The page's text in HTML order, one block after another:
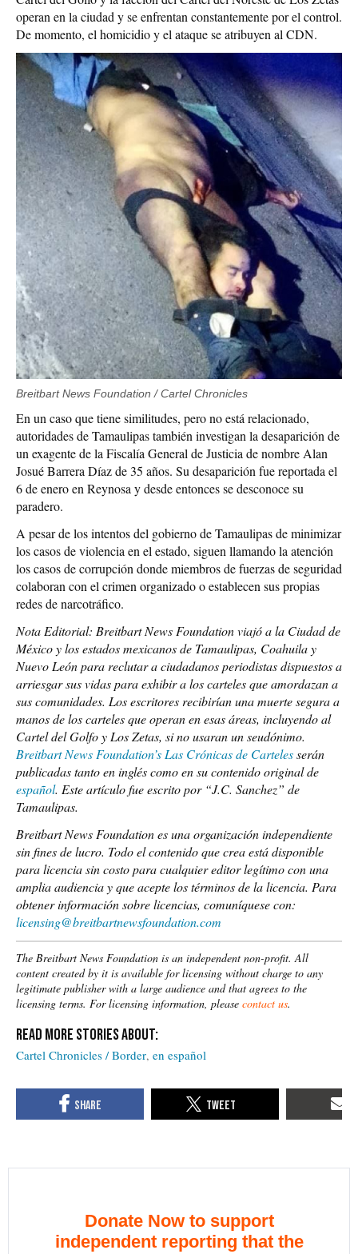
operan en la ciudad y se enfrentan constantemente por el control.
De momento, el homicidio y el ataque se atribuyen al CDN.
Breitbart News Foundation / Cartel Chronicles
En un caso que tiene similitudes, pero no está relacionado,
autoridades de Tamaulipas también investigan la desaparición de
un exagente de la Fiscalía General de Justicia de nombre Alan
Josué Barrera Díaz de 35 años. Su desaparición fue reportada el
6 de enero en Reynosa y desde entonces se desconoce su
paradero.
A pesar de los intentos del gobierno de Tamaulipas de minimizar
los casos de violencia en el estado, siguen llamando la atención
los casos de corrupción donde miembros de fuerzas de seguridad
colaboran con el crimen organizado o establecen sus propias
redes de narcotráfico.
Nota Editorial: Breitbart News Foundation viajó a la Ciudad de
México y los estados mexicanos de Tamaulipas, Coahuila y
Nuevo León para reclutar a ciudadanos periodistas dispuestos a
arriesgar sus vidas para exhibir a los carteles que amordazan a
sus comunidades. Los escritores recibirían una muerte segura a
manos de los carteles que operan en esas áreas, incluyendo al
Cartel del Golfo y Los Zetas, si no usaran un seudónimo.
Breitbart News Foundation’s Las Crónicas de Cartelesserán
publicadas tanto en inglés como en su contenido original de
español. Este artículo fue escrito por “J.C. Sanchez” de
Tamaulipas.
Breitbart News Foundation es una organización independiente
sin fines de lucro. Todo el contenido que crea está disponible
para licencia sin costo para cualquier editor legítimo con una
amplia audiencia y que acepte los términos de la licencia. Para
obtener información sobre licencias, comuníquese con:
licensing@breitbartnewsfoundation.com
The Breitbart News Foundation is an independent non-profit. All
content created by it is available for licensing without charge to any
legitimate publisher with a large audience and that agrees to the
licensing terms. For licensing information, please contact us.
Cartel Chronicles / Border en español